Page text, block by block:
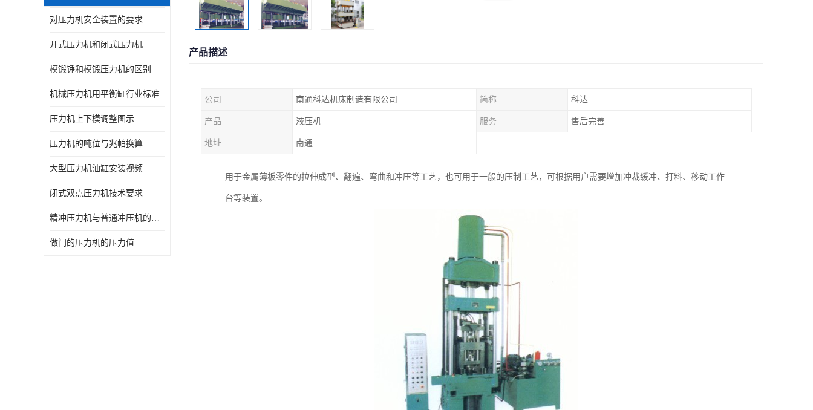
对压力机安全装置的要求
开式压力机和闭式压力机
模锻锤和模锻压力机的区别
机械压力机用平衡缸行业标准
压力机上下模调整图示
压力机的吨位与兆帕换算
大型压力机油缸安装视频
闭式双点压力机技术要求
精冲压力机与普通冲压机的区别
做门的压力机的压力值
产品描述
公司 南通科达机床制造有限公司 简称 科达
产品 液压机 服务 售后完善
地址 南通
用于金属薄板零件的拉伸成型、翻遍、弯曲和冲压等工艺，也可用于一般的压制工艺，可根据用户需要增加冲裁缓冲、打料、移动工作
台等装置。